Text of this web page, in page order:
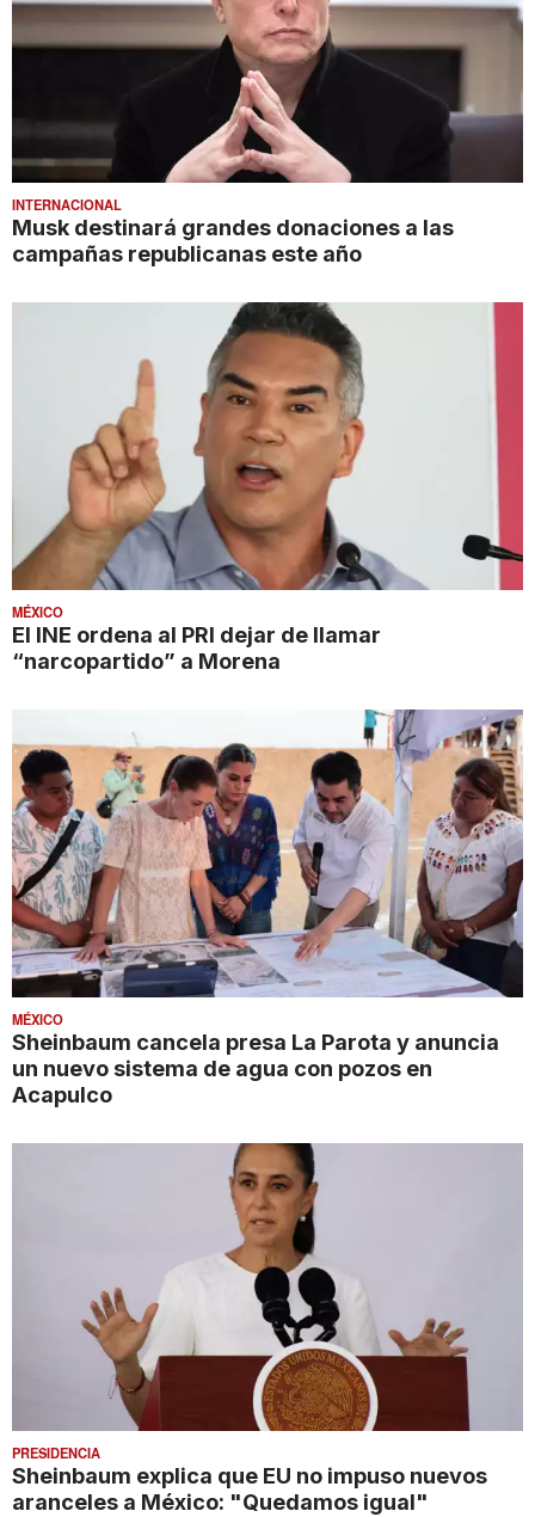
INTERNACIONAL
Musk destinará grandes donaciones a las
campañas republicanas este año
MÉXICO
El INE ordena al PRI dejar de llamar
“narcopartido” a Morena
MÉXICO
Sheinbaum cancela presa La Parota y anuncia
un nuevo sistema de agua con pozos en
Acapulco
PRESIDENCIA
Sheinbaum explica que EU no impuso nuevos
aranceles a México: "Quedamos igual"